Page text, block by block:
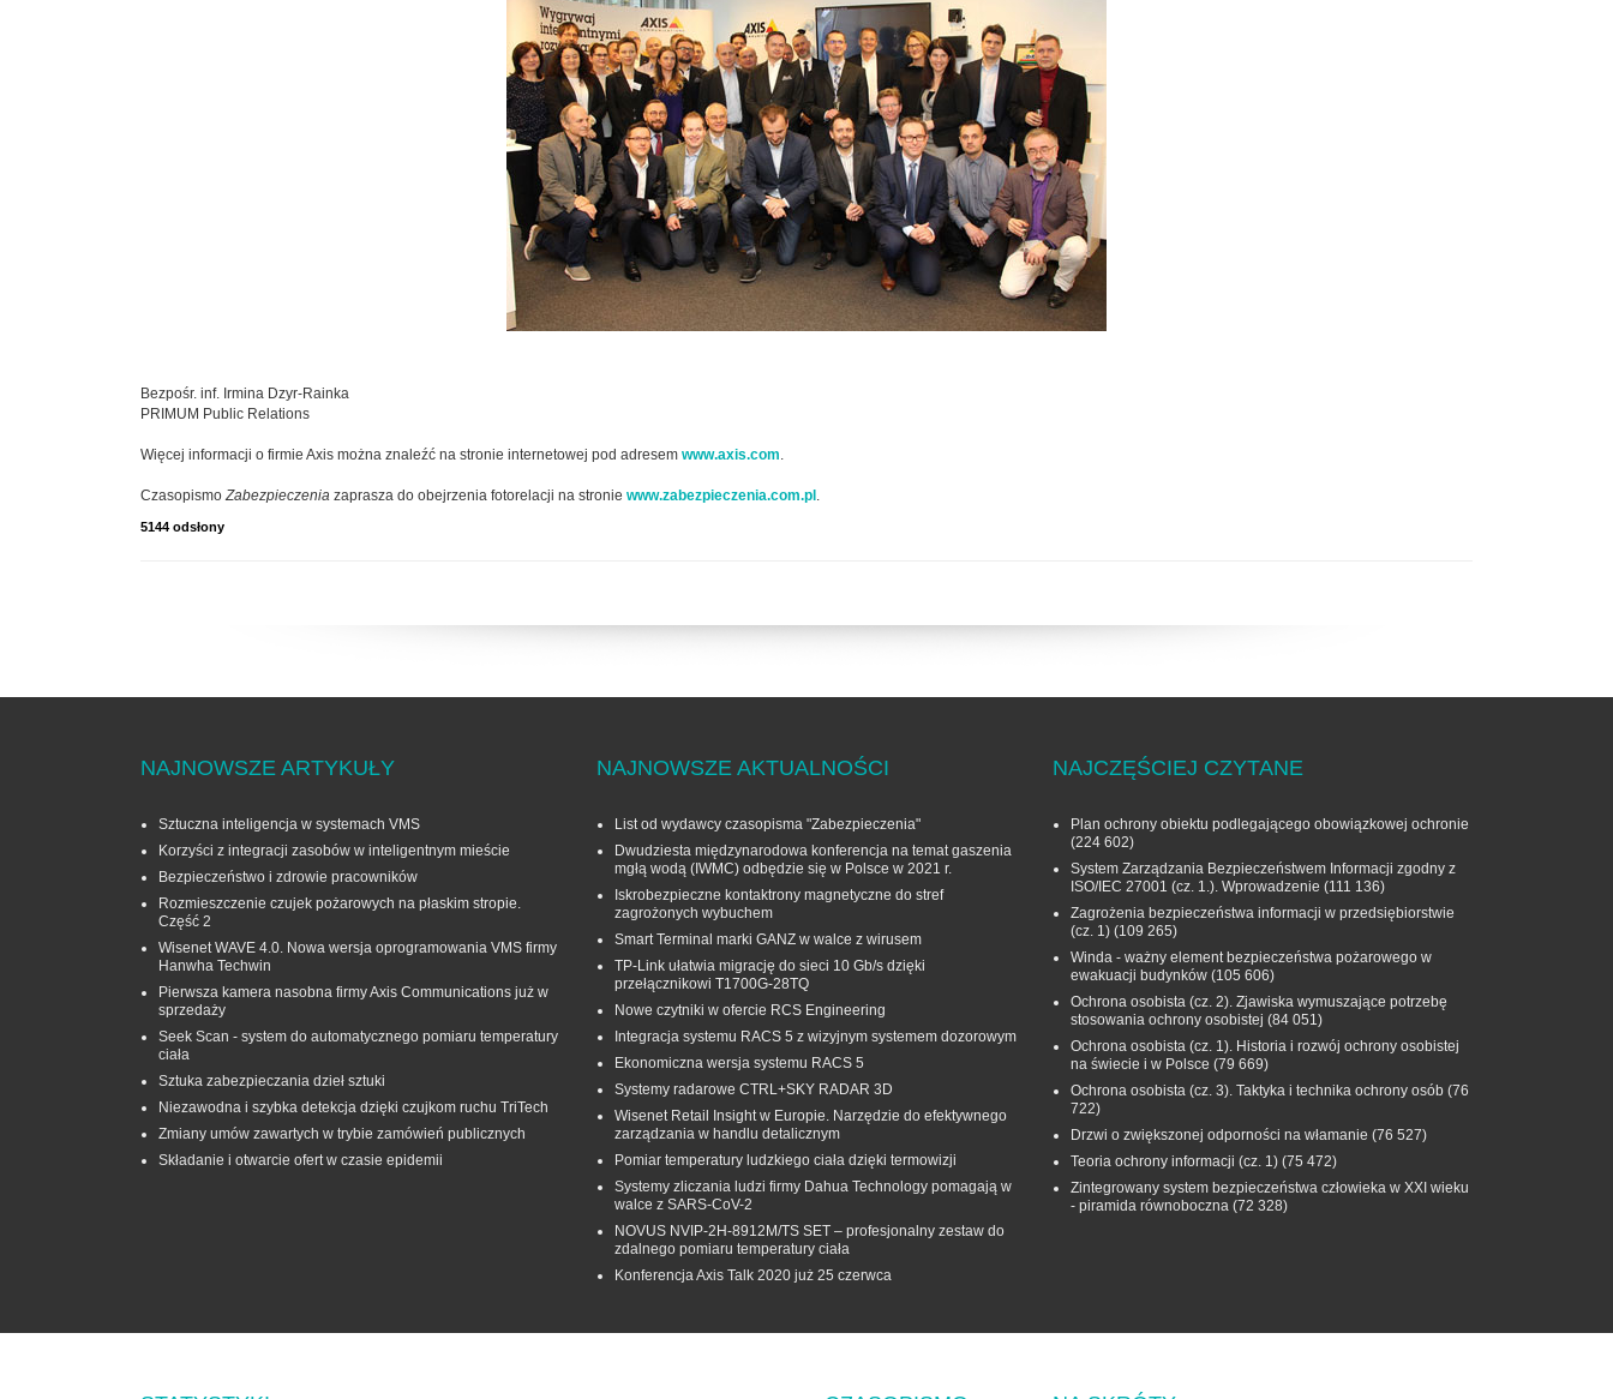
Bezpośr. inf. Irmina Dzyr-Rainka
PRIMUM Public Relations
Więcej informacji o firmie Axis można znaleźć na stronie internetowej pod adresem www.axis.com.
CzasopismoZabezpieczenia zaprasza do obejrzenia fotorelacji na stronie www.zabezpieczenia.com.pl .
5144 odsłony
NAJNOWSZE ARTYKUŁY
Sztuczna inteligencja w systemach VMS
Korzyści z integracji zasobów w inteligentnym mieście
Bezpieczeństwo i zdrowie pracowników
Rozmieszczenie czujek pożarowych na płaskim stropie.
Część 2
Wisenet WAVE 4.0. Nowa wersja oprogramowania VMS firmy
Hanwha Techwin
Pierwsza kamera nasobna firmy Axis Communications już w
sprzedaży
Seek Scan - system do automatycznego pomiaru temperatury
ciała
Sztuka zabezpieczania dzieł sztuki
Niezawodna i szybka detekcja dzięki czujkom ruchu TriTech
Zmiany umów zawartych w trybie zamówień publicznych
Składanie i otwarcie ofert w czasie epidemii
NAJNOWSZE AKTUALNOŚCI
List od wydawcy czasopisma "Zabezpieczenia"
Dwudziesta międzynarodowa konferencja na temat gaszenia
mgłą wodą (IWMC) odbędzie się w Polsce w 2021 r.
Iskrobezpieczne kontaktrony magnetyczne do stref
zagrożonych wybuchem
Smart Terminal marki GANZ w walce z wirusem
TP-Link ułatwia migrację do sieci 10 Gb/s dzięki
przełącznikowi T1700G‑28TQ
Nowe czytniki w ofercie RCS Engineering
Integracja systemu RACS 5 z wizyjnym systemem dozorowym
Ekonomiczna wersja systemu RACS 5
Systemy radarowe CTRL+SKY RADAR 3D
Wisenet Retail Insight w Europie. Narzędzie do efektywnego
zarządzania w handlu detalicznym
Pomiar temperatury ludzkiego ciała dzięki termowizji
Systemy zliczania ludzi firmy Dahua Technology pomagają w
walce z SARS-CoV-2
NOVUS NVIP-2H-8912M/TS SET – profesjonalny zestaw do
zdalnego pomiaru temperatury ciała
Konferencja Axis Talk 2020 już 25 czerwca
NAJCZĘŚCIEJ CZYTANE
Plan ochrony obiektu podlegającego obowiązkowej ochronie
(224 602)
System Zarządzania Bezpieczeństwem Informacji zgodny z
ISO/IEC 27001 (cz. 1.). Wprowadzenie (111 136)
Zagrożenia bezpieczeństwa informacji w przedsiębiorstwie
(cz. 1) (109 265)
Winda - ważny element bezpieczeństwa pożarowego w
ewakuacji budynków (105 606)
Ochrona osobista (cz. 2). Zjawiska wymuszające potrzebę
stosowania ochrony osobistej (84 051)
Ochrona osobista (cz. 1). Historia i rozwój ochrony osobistej
na świecie i w Polsce (79 669)
Ochrona osobista (cz. 3). Taktyka i technika ochrony osób (76
722)
Drzwi o zwiększonej odporności na włamanie (76 527)
Teoria ochrony informacji (cz. 1) (75 472)
Zintegrowany system bezpieczeństwa człowieka w XXI wieku
- piramida równoboczna (72 328)